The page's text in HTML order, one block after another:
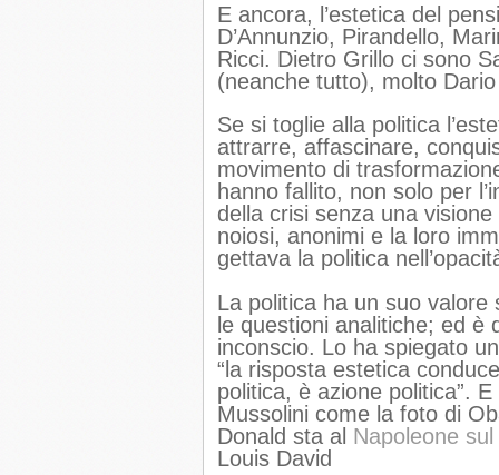
E ancora, l’estetica del
D’Annunzio, Pirandello,
Ricci. Dietro Grillo ci sono
(neanche tutto), molto
Se si toglie alla politica
attrarre, affascinare,
movimento di
hanno fallito, non solo per
della crisi senza una
noiosi, anonimi e la loro
gettava la politica
La politica ha un suo
le questioni analitiche; ed
inconscio. Lo ha spiegato
“la risposta estetica
politica, è azione politica”.
Mussolini come la foto di
Donald sta al Napoleone
Louis David